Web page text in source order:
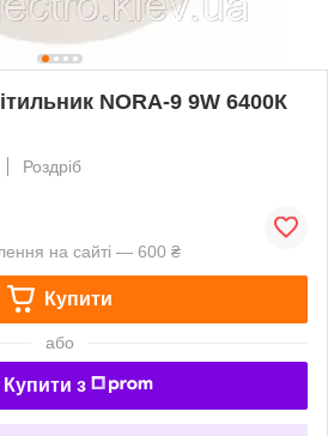
NORA-9 9W 6400К
Роздріб
на сайті — 600 ₴
Купити
або
Купити з